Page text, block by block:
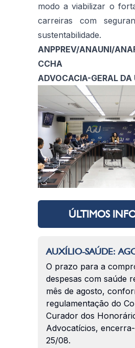
modo a viabilizar o
carreiras com
sustentabilidade.
ANPPREV/ANAUNI/
CCHA
ADVOCACIA-GERAL DA
ÚLTIMOS
AUXÍLIO-SAÚDE:
O prazo para a
despesas com saúde
mês de agosto,
regulamentação do
Curador dos
Advocatícios,
25/08.